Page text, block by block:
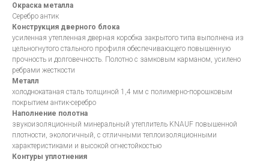
Окраска металла
Серебро антик
Конструкция дверного блока
усиленная утепленная дверная коробка закрытого типа выполнена из
цельногнутого стального профиля обеспечивающего повышенную
прочность и долговечность. Полотно с замковым карманом, усилено
ребрами жесткости
Металл
холоднокатаная сталь толщиной 1,4 мм с полимерно-порошковым
покрытием антик-серебро
Наполнение полотна
звукоизоляционный минеральный утеплитель KNAUF повышенной
плотности, экологичный, с отличными теплоизоляционными
характеристиками и высокой огнестойкостью
Контуры уплотнения